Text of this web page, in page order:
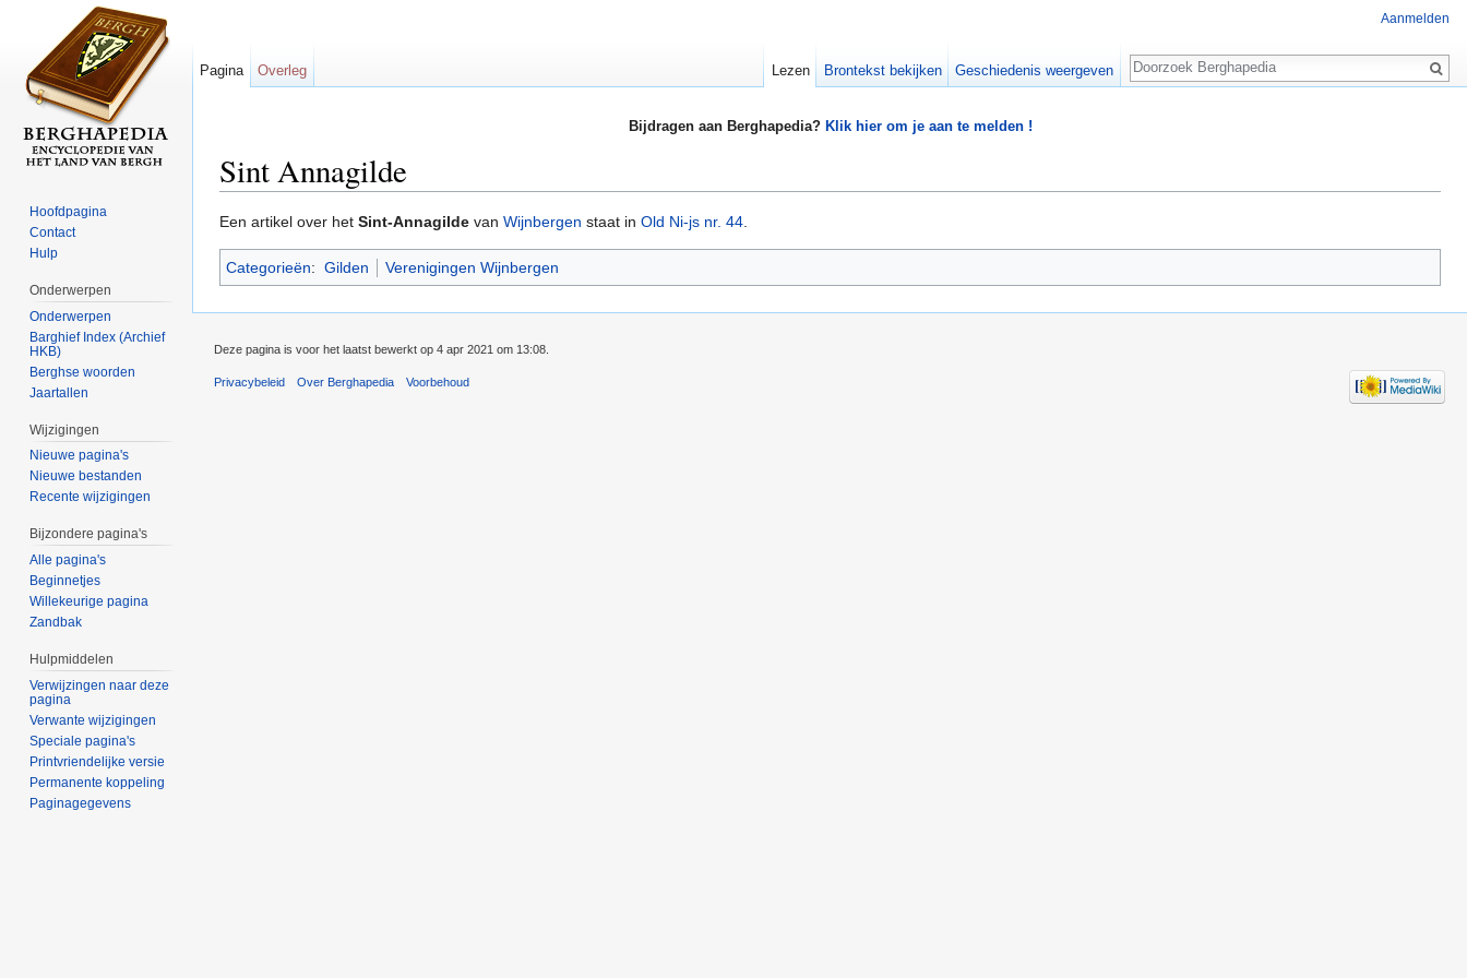
Bijdragen aan Berghapedia? Klik hier om je aan te melden !
Sint Annagilde
Een artikel over het Sint-Annagilde van Wijnbergen staat in Old Ni-js nr. 44.
Categorieën: Gilden Verenigingen Wijnbergen
Aanmelden
Pagina Overleg Lezen Brontekst bekijken Geschiedenis weergeven
Zoeken
Hoofdpagina
Contact
Hulp
Onderwerpen
Onderwerpen
Barghief Index (Archief
HKB)
Berghse woorden
Jaartallen
Wijzigingen
Nieuwe pagina's
Nieuwe bestanden
Recente wijzigingen
Bijzondere pagina's
Alle pagina's
Beginnetjes
Willekeurige pagina
Zandbak
Hulpmiddelen
Verwijzingen naar deze
pagina
Verwante wijzigingen
Speciale pagina's
Printvriendelijke versie
Permanente koppeling
Paginagegevens
Deze pagina is voor het laatst bewerkt op 4 apr 2021 om 13:08.
Privacybeleid Over Berghapedia Voorbehoud